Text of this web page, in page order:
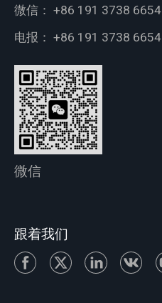
微信： +86 191 3738 6654
电报： +86 191 3738 6654
微信
跟着我们